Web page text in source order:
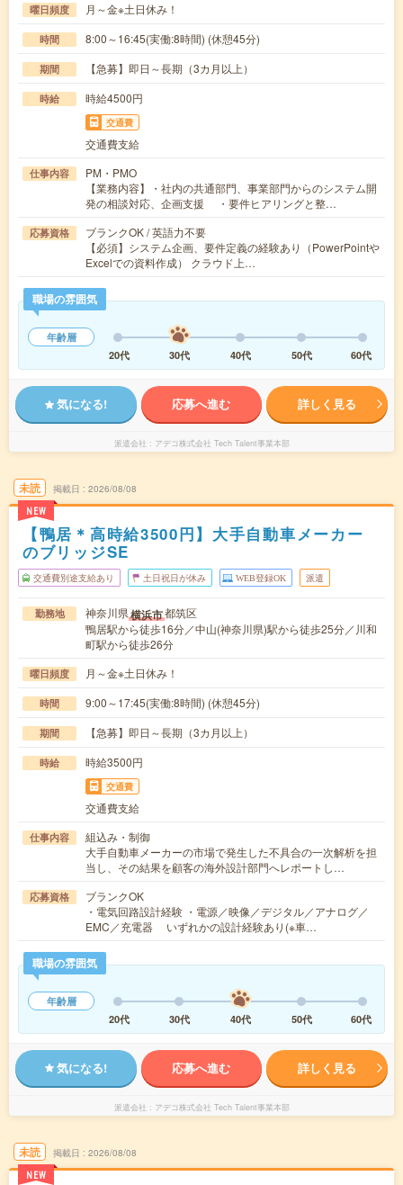
曜日頻度 月～金※土日休み！
時間 8:00～16:45(実働:8時間) (休憩45分)
期間 【急募】即日～長期（3カ月以上）
時給 時給4500円
交通費
交通費支給
仕事内容
PM・PMO
【業務内容】・社内の共通部門、事業部門からのシステム開
発の相談対応、企画支援 ・要件ヒアリングと整…
応募資格
ブランクOK / 英語力不要
【必須】システム企画、要件定義の経験あり（PowerPointや
Excelでの資料作成） クラウド上…
職場の雰囲気
年齢層
20代
30代 40代 50代 60代
気になる! 応募へ進む 詳しく見る
派遣会社 アデコ株式会社 Tech Talent事業本部
未読
NEW
掲載日 2026/08/08
【鴨居＊高時給3500円】大手自動車メーカー
のブリッジSE
交通費別途支給あり 土日祝日が休み WEB登録OK 派遣
勤務地 神奈川県横浜市都筑区
鴨居駅から徒歩16分／中山(神奈川県)駅から徒歩25分／川和
町駅から徒歩26分
曜日頻度 月～金※土日休み！
時間 9:00～17:45(実働:8時間) (休憩45分)
期間 【急募】即日～長期（3カ月以上）
時給 時給3500円
交通費
交通費支給
仕事内容
組込み・制御
大手自動車メーカーの市場で発生した不具合の一次解析を担
当し、その結果を顧客の海外設計部門へレポートし…
応募資格
ブランクOK
・電気回路設計経験 ・電源／映像／デジタル／アナログ／
EMC／充電器 いずれかの設計経験あり(※車…
職場の雰囲気
年齢層
20代
30代 40代 50代 60代
気になる! 応募へ進む 詳しく見る
派遣会社 アデコ株式会社 Tech Talent事業本部
未読
NEW
掲載日 2026/08/08